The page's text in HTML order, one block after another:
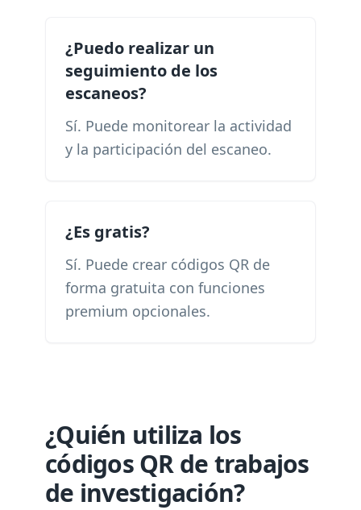
¿Puedo realizar un
seguimiento de los
escaneos?
Sí. Puede monitorear la actividad
y la participación del escaneo.
¿Es gratis?
Sí. Puede crear códigos QR de
forma gratuita con funciones
premium opcionales.
¿Quién utiliza los
códigos QR de trabajos
de investigación?